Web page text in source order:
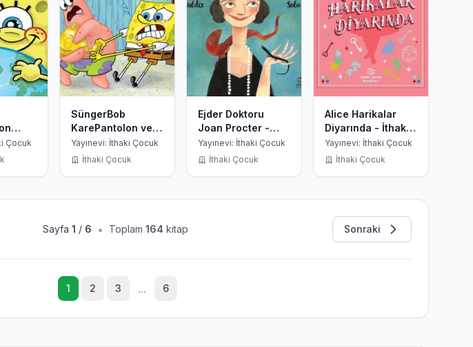
-
Çocuk
SüngerBob
KarePantolon ve
Ödülün Sahibi
Yayınevi: İthaki Çocuk
İthaki Çocuk
Ejder Doktoru
Joan Procter -
Sürüngenlere
Bayılan Kadın
Yayınevi: İthaki Çocuk
İthaki Çocuk
Alice Harikalar
Diyarında - İthaki
Çocuk Klasikleri
Yayınevi: İthaki Çocuk
İthaki Çocuk
Sayfa 1 / 6 • Toplam 164 kitap Sonraki
1 2 3 ... 6